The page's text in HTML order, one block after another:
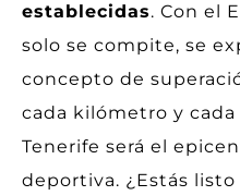
establecidas. Con el
solo se compite, se
concepto de
cada kilómetro y
Tenerife será el
deportiva. ¿Estás listo